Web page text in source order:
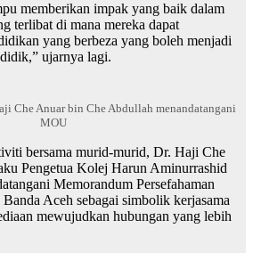
memberikan impak yang baik dalam
terlibat di mana mereka dapat
yang berbeza yang boleh menjadi
ujarnya lagi.
Che Anuar bin Che Abdullah menandatangani
MOU
bersama murid-murid, Dr. Haji Che
Pengetua Kolej Harun Aminurrashid
Memorandum Persefahaman
Aceh sebagai simbolik kerjasama
mewujudkan hubungan yang lebih